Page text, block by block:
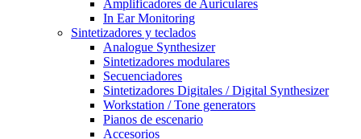
Amplificadores de Auriculares
In Ear Monitoring
Sintetizadores y teclados
Analogue Synthesizer
Sintetizadores modulares
Secuenciadores
Sintetizadores Digitales / Digital Synthesizer
Workstation / Tone generators
Pianos de escenario
Accesorios